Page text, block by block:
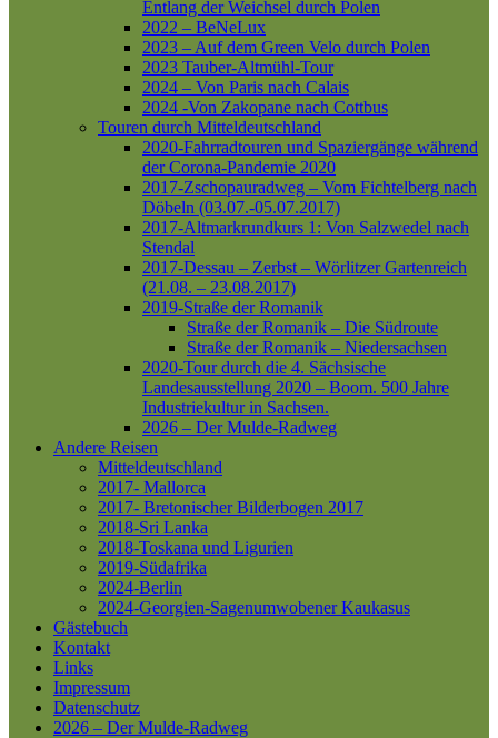
Entlang der Weichsel durch Polen
2022 – BeNeLux
2023 – Auf dem Green Velo durch Polen
2023 Tauber-Altmühl-Tour
2024 – Von Paris nach Calais
2024 -Von Zakopane nach Cottbus
Touren durch Mitteldeutschland
2020-Fahrradtouren und Spaziergänge während
der Corona-Pandemie 2020
2017-Zschopauradweg – Vom Fichtelberg nach
Döbeln (03.07.-05.07.2017)
2017-Altmarkrundkurs 1: Von Salzwedel nach
Stendal
2017-Dessau – Zerbst – Wörlitzer Gartenreich
(21.08. – 23.08.2017)
2019-Straße der Romanik
Straße der Romanik – Die Südroute
Straße der Romanik – Niedersachsen
2020-Tour durch die 4. Sächsische
Landesausstellung 2020 – Boom. 500 Jahre
Industriekultur in Sachsen.
2026 – Der Mulde-Radweg
Andere Reisen
Mitteldeutschland
2017- Mallorca
2017- Bretonischer Bilderbogen 2017
2018-Sri Lanka
2018-Toskana und Ligurien
2019-Südafrika
2024-Berlin
2024-Georgien-Sagenumwobener Kaukasus
Gästebuch
Kontakt
Links
Impressum
Datenschutz
2026 – Der Mulde-Radweg